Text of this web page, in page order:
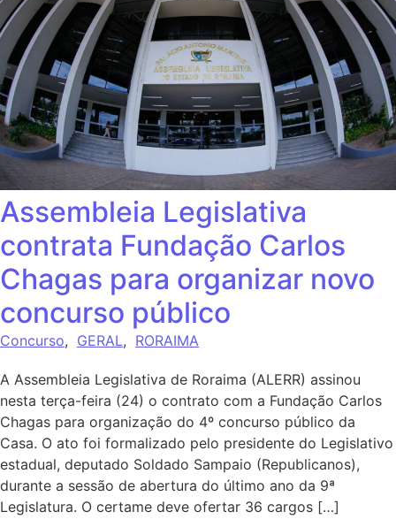
Assembleia Legislativa
contrata Fundação Carlos
Chagas para organizar novo
concurso público
Concurso, GERAL, RORAIMA
A Assembleia Legislativa de Roraima (ALERR) assinou
nesta terça-feira (24) o contrato com a Fundação Carlos
Chagas para organização do 4º concurso público da
Casa. O ato foi formalizado pelo presidente do Legislativo
estadual, deputado Soldado Sampaio (Republicanos),
durante a sessão de abertura do último ano da 9ª
Legislatura. O certame deve ofertar 36 cargos […]